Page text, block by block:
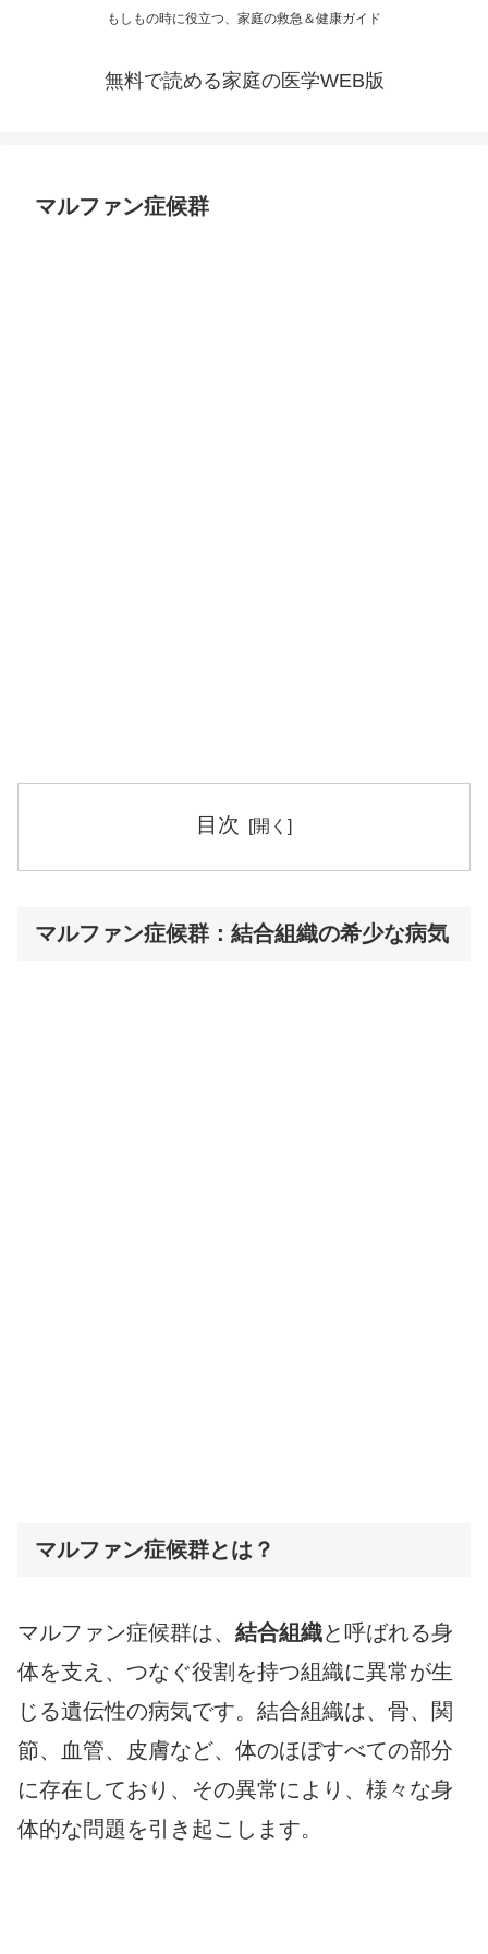
もしもの時に役立つ、家庭の救急＆健康ガイド
無料で読める家庭の医学WEB版
マルファン症候群
目次
マルファン症候群：結合組織の希少な病気
マルファン症候群とは？
マルファン症候群は、 結合組織と呼ばれる身
体を支え、つなぐ役割を持つ組織に異常が生
じる遺伝性の病気です。結合組織は、骨、関
節、血管、皮膚など、体のほぼすべての部分
に存在しており、その異常により、様々な身
体的な問題を引き起こします。